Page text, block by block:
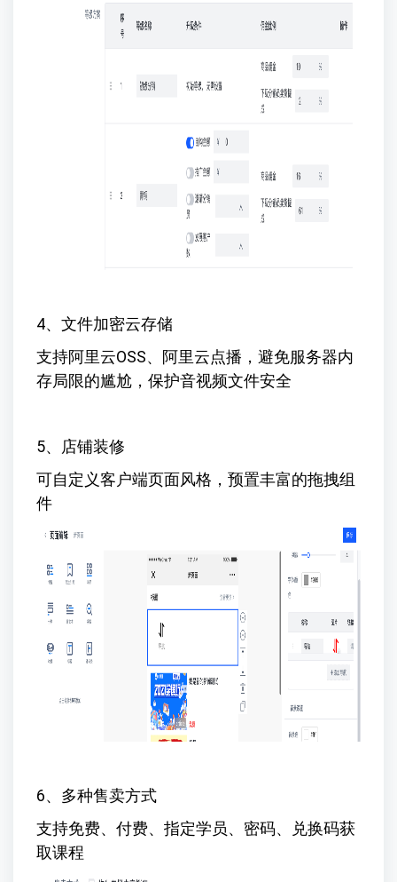
4、文件加密云存储
支持阿里云OSS、阿里云点播，避免服务器内
存局限的尴尬，保护音视频文件安全
5、店铺装修
可自定义客户端页面风格，预置丰富的拖拽组
件
6、多种售卖方式
支持免费、付费、指定学员、密码、兑换码获
取课程